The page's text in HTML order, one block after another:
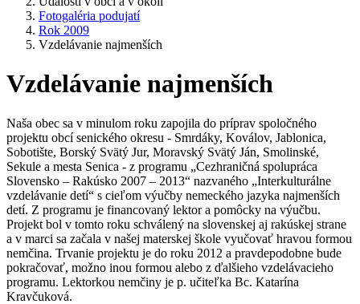
Fotogaléria podujatí
Rok 2009
Vzdelávanie najmenších
Vzdelávanie najmenších
Naša obec sa v minulom roku zapojila do príprav spoločného
projektu obcí senického okresu - Smrdáky, Koválov, Jablonica,
Sobotište, Borský Svätý Jur, Moravský Svätý Ján, Smolinské,
Sekule a mesta Senica - z programu „Cezhraničná spolupráca
Slovensko – Rakúsko 2007 – 2013“ nazvaného „Interkulturálne
vzdelávanie detí“ s cieľom výučby nemeckého jazyka najmenších
detí. Z programu je financovaný lektor a pomôcky na výučbu.
Projekt bol v tomto roku schválený na slovenskej aj rakúskej strane
a v marci sa začala v našej materskej škole vyučovať hravou formou
nemčina. Trvanie projektu je do roku 2012 a pravdepodobne bude
pokračovať, možno inou formou alebo z ďalšieho vzdelávacieho
programu. Lektorkou nemčiny je p. učiteľka Bc. Katarína
Kravčuková.